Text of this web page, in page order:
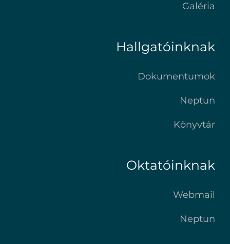
Galéria
Hallgatóinknak
Dokumentumok
Neptun
Könyvtár
Oktatóinknak
Webmail
Neptun